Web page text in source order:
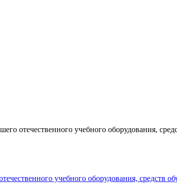
отечественного учебного оборудования,
учебного оборудования, средств